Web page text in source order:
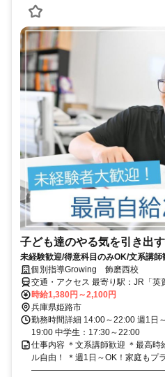
子ども達のやる気を引き出
未経験歓迎/得意科目のみOK/文系講師
個別指導Growing 飾磨西校
交通・アクセス 最寄り駅：JR「英
時給1,380円～2,100円
兵庫県姫路市
勤務時間詳細 14:00～22:00 週1日
19:00 中学生：17:30～22:00
仕事内容 ＊文系講師歓迎 ＊最高時
ル自由！ ＊週1日～OK！家庭もプ
――――――――――――――――――――